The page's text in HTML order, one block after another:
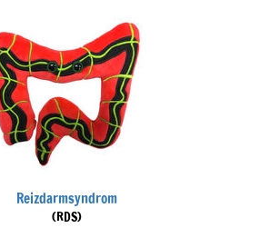
Reizdarmsyndrom
(RDS)